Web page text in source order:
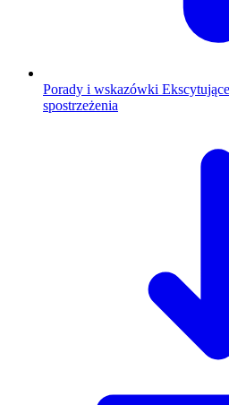
Porady i wskazówki
spostrzeżenia